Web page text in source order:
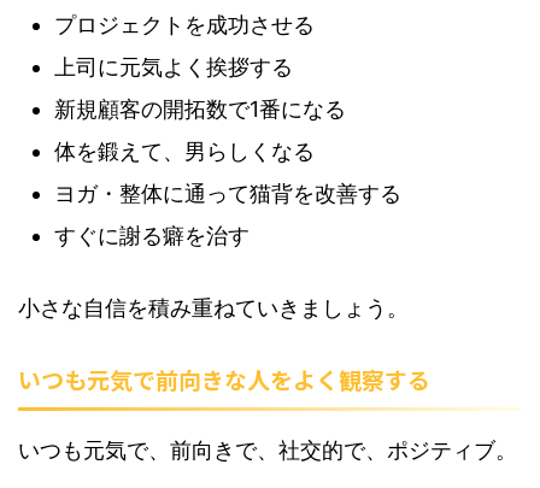
プロジェクトを成功させる
上司に元気よく挨拶する
新規顧客の開拓数で1番になる
体を鍛えて、男らしくなる
ヨガ・整体に通って猫背を改善する
すぐに謝る癖を治す
小さな自信を積み重ねていきましょう。
いつも元気で前向きな人をよく観察する
いつも元気で、前向きで、社交的で、ポジティブ。